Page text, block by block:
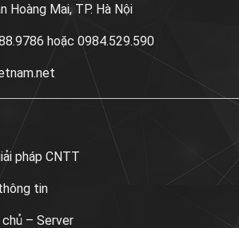
Hoàng Mai, TP. Hà Nội
hoặc 0984.529.590
pháp CNTT
tin
– Server